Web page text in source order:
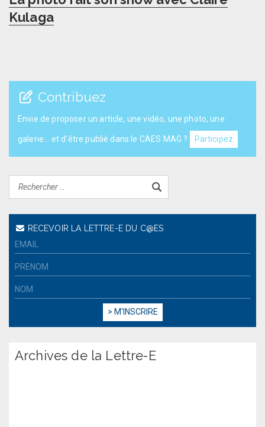
post:
Kulaga
Contribuez
Envie de proposer un article, une vidéo, une photo, une
galerie... et d'être publié dans le CAES MAG ? Participez
RECEVOIR LA LETTRE-E DU C@ES
Archives de la Lettre-E